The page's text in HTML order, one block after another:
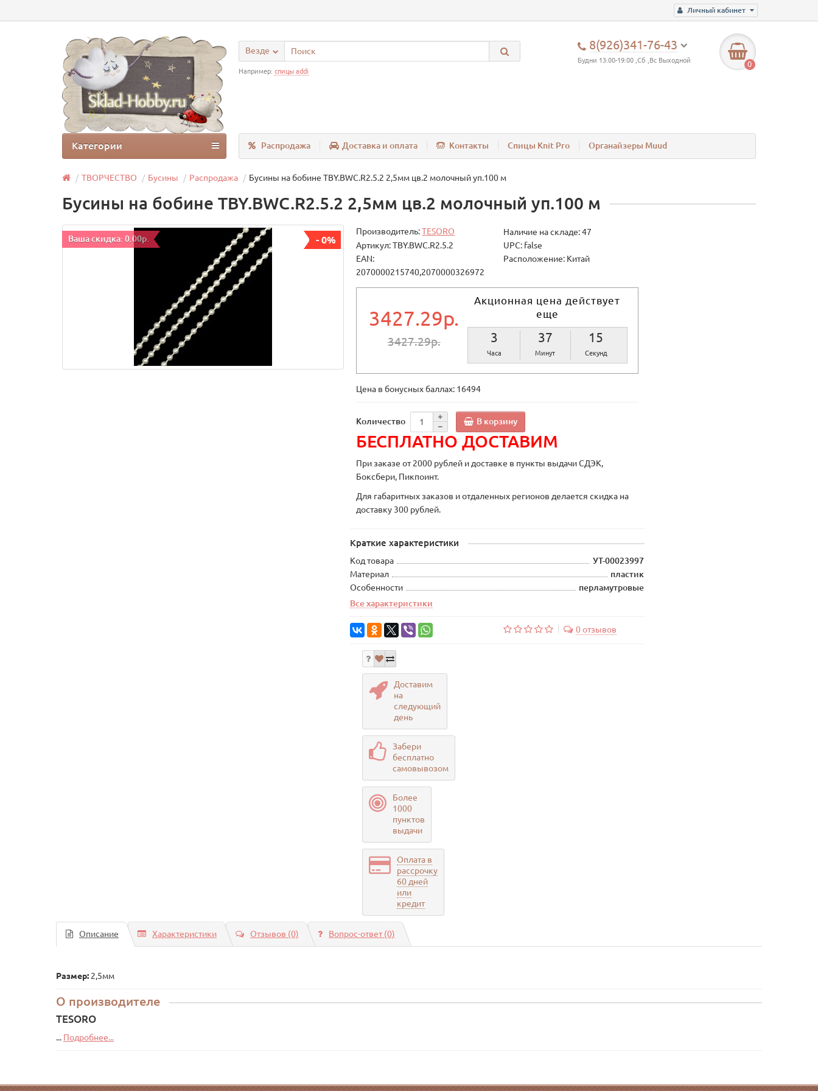
Личный кабинет
8(926)341-76-43
Будни 13:00-19:00 ,Сб ,Вс Выходной 0
Везде
Например: спицы addi
Распродажа Доставка и оплата Контакты Спицы Knit Pro Органайзеры Muud
Категории
ТВОРЧЕСТВО Бусины Распродажа Бусины на бобине TBY.BWC.R2.5.2 2,5мм цв.2 молочный уп.100 м
Бусины на бобине TBY.BWC.R2.5.2 2,5мм цв.2 молочный уп.100 м
Ваша скидка: 0.00р. - 0%
Производитель:TESORO
Наличие на складе: 47
Артикул: TBY.BWC.R2.5.2
UPC: false
EAN:
2070000215740,2070000326972
Расположение: Китай
3427.29р.
3427.29р.
Акционная цена действует
еще
3
Часа
37
Минут
15
Секунд
Цена в бонусных баллах: 16494
Количество В корзину
БЕСПЛАТНО ДОСТАВИМ
При заказе от 2000 рублей и доставке в пункты выдачи СДЭК,
Боксбери, Пикпоинт.
Для габаритных заказов и отдаленных регионов делается скидка на
доставку 300 рублей.
Краткие характеристики
Код товара
УТ-00023997
Материал
пластик
Особенности
перламутровые
Все характеристики
0 отзывов
Доставим
на
следующий
день
Забери
бесплатно
самовывозом
Более
1000
пунктов
выдачи
Оплата в
рассрочку
60 дней
или
кредит
Описание Характеристики Отзывов (0) Вопрос-ответ(0)
Размер: 2,5мм
О производителе
TESORO
... Подробнее...